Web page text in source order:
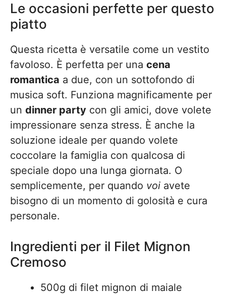
Le occasioni perfette per questo
piatto
Questa ricetta è versatile come un vestito
favoloso. È perfetta per una cena
romantica a due, con un sottofondo di
musica soft. Funziona magnificamente per
un dinner party con gli amici, dove volete
impressionare senza stress. È anche la
soluzione ideale per quando volete
coccolare la famiglia con qualcosa di
speciale dopo una lunga giornata. O
semplicemente, per quando voi avete
bisogno di un momento di golosità e cura
personale.
Ingredienti per il Filet Mignon
Cremoso
500g di filet mignon di maiale